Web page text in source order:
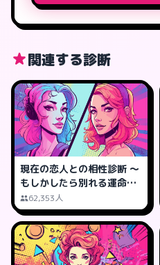
関連する診断
現在の恋人との相性診断 ～
もしかしたら別れる運命か
も?62,353人